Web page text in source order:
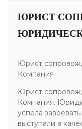
ЮРИСТ
Юрист
Компания
Юрист
Компания.
успела
выступали в